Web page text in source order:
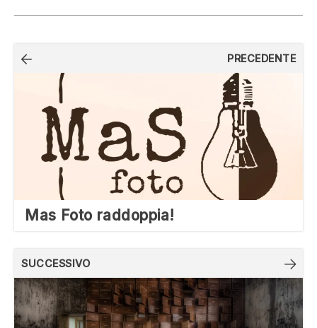
Navigazione
articoli
PRECEDENTE
Mas Foto raddoppia!
SUCCESSIVO